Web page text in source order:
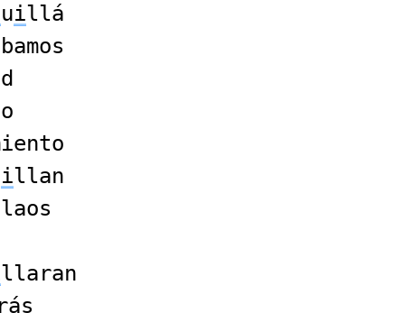
uillá
illan
llaran